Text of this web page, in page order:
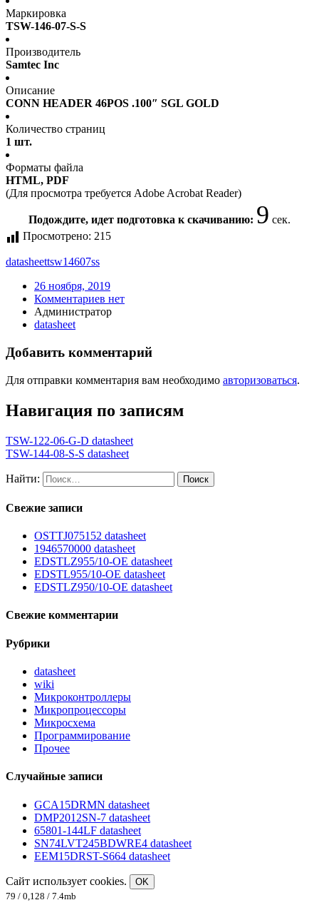
Маркировка
TSW-146-07-S-S
Производитель
Samtec Inc
Описание
CONN HEADER 46POS .100″ SGL GOLD
Количество страниц
1 шт.
Форматы файла
HTML, PDF
(Для просмотра требуется Adobe Acrobat Reader)
Подождите, идет подготовка к скачиванию: 9 сек.
Просмотрено: 215
datasheettsw14607ss
26 ноября, 2019
Комментариев нет
Администратор
datasheet
Добавить комментарий
Для отправки комментария вам необходимо авторизоваться.
Навигация по записям
TSW-122-06-G-D datasheet
TSW-144-08-S-S datasheet
Найти:
Свежие записи
OSTTJ075152 datasheet
1946570000 datasheet
EDSTLZ955/10-OE datasheet
EDSTL955/10-OE datasheet
EDSTLZ950/10-OE datasheet
Свежие комментарии
Рубрики
datasheet
wiki
Микроконтроллеры
Микропроцессоры
Микросхема
Программирование
Прочее
Случайные записи
GCA15DRMN datasheet
DMP2012SN-7 datasheet
65801-144LF datasheet
SN74LVT245BDWRE4 datasheet
EEM15DRST-S664 datasheet
Сайт использует cookies.
OK
79 / 0,128 / 7.4mb